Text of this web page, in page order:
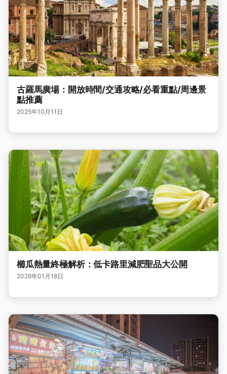
古羅馬廣場：開放時間/交通攻略/必看重點/周邊景
點推薦
2025年10月11日
櫛瓜熱量終極解析：低卡路里減肥聖品大公開
2026年01月18日